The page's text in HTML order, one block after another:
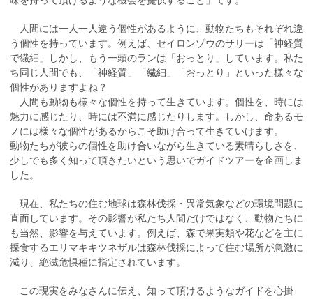
人間には一人一人違う個性があるように、動物たちもそれぞれ違
う個性を持っています。例えば、セイロンゾウのサリーは「神経質
で繊細」しかし、もう一頭のランは「おっとり」しています。私た
ち同じ人間でも、「神経質」「繊細」「おっとり」といった様々な
個性がありますよね？
人間も動物も様々な個性を持って生きています。個性を、時には
魅力に感じたり、時には不満に感じたりします。しかし、命あるモ
ノには様々な個性があるからこそ助け合って生きていけます。
動物たちが彼らの個性を助け合いながら生きている素晴らしさを、
少しでも多く知って頂きたいという思いでガイドツアーを企画しま
した。
現在、私たちの住む地球は森林伐採・異常気象などの環境問題に
直面しています。その影響が私たち人間だけではなく、動物たちに
も当然、影響を与えています。例えば、森で果実類や花などを主に
採食するエリマキキツネザルは森林伐採によって住む場所が急激に
減り、絶滅危惧種に指定されています。
この現実をみなさんに伝え、知って頂けるようなガイドを心掛